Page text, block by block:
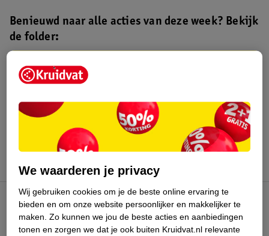
Benieuwd naar alle acties van deze week? Bekijk
de folder:
Kruidvat folder
augustus 2026.
Kruidvat Club
We waarderen je privacy
Wij gebruiken cookies om je de beste online ervaring te
bieden en om onze website persoonlijker en makkelijker te
maken. Zo kunnen we jou de beste acties en aanbiedingen
tonen en zorgen we dat je ook buiten Kruidvat.nl relevante